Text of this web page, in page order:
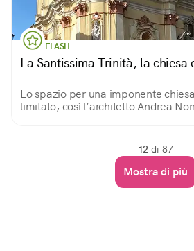
FLASH
La Santissima Trinità, la chiesa
Lo spazio per una imponente
limitato, così l’architetto Andrea
12 di 87
Mostra di più